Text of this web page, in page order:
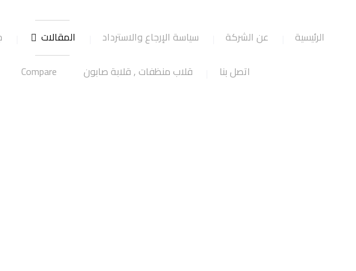
الرئيسية عن الشركة سياسة الإرجاع والاسترداد المقالات
اتصل بنا
قلاب منظفات , قلابة صابون Compare